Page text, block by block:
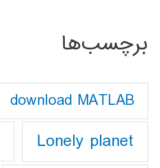
برچسب‌ها
download MATLAB
Lonely planet